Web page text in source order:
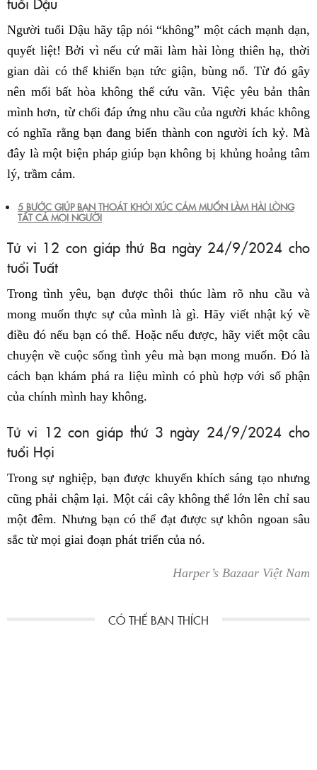
Người tuổi Dậu hãy tập nói “không” một cách mạnh dạn,
quyết liệt! Bởi vì nếu cứ mãi làm hài lòng thiên hạ, thời
gian dài có thể khiến bạn tức giận, bùng nổ. Từ đó gây
nên mối bất hòa không thể cứu vãn. Việc yêu bản thân
mình hơn, từ chối đáp ứng nhu cầu của người khác không
có nghĩa rằng bạn đang biến thành con người ích kỷ. Mà
đây là một biện pháp giúp bạn không bị khủng hoảng tâm
lý, trầm cảm.
5 BƯỚC GIÚP BẠN THOÁT KHỎI XÚC CẢM MUỐN LÀM HÀI LÒNG
TẤT CẢ MỌI NGƯỜI
Tử vi 12 con giáp thứ Ba ngày 24/9/2024 cho
tuổi Tuất
Trong tình yêu, bạn được thôi thúc làm rõ nhu cầu và
mong muốn thực sự của mình là gì. Hãy viết nhật ký về
điều đó nếu bạn có thể. Hoặc nếu được, hãy viết một câu
chuyện về cuộc sống tình yêu mà bạn mong muốn. Đó là
cách bạn khám phá ra liệu mình có phù hợp với số phận
của chính mình hay không.
Tử vi 12 con giáp thứ 3 ngày 24/9/2024 cho
tuổi Hợi
Trong sự nghiệp, bạn được khuyến khích sáng tạo nhưng
cũng phải chậm lại. Một cái cây không thể lớn lên chỉ sau
một đêm. Nhưng bạn có thể đạt được sự khôn ngoan sâu
sắc từ mọi giai đoạn phát triển của nó.
Harper’s Bazaar Việt Nam